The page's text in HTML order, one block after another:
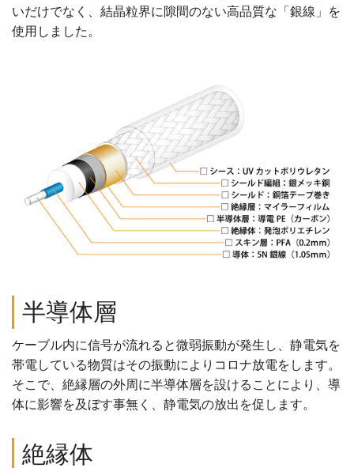
いだけでなく、結晶粒界に隙間のない高品質な「銀線」を
使用しました。
半導体層
ケーブル内に信号が流れると微弱振動が発生し、静電気を
帯電している物質はその振動によりコロナ放電をします。
そこで、絶縁層の外周に半導体層を設けることにより、導
体に影響を及ぼす事無く、静電気の放出を促します。
絶縁体